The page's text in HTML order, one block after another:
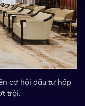
cơ hội đầu tư hấp
trội.